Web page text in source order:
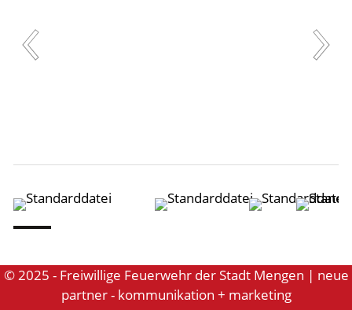
© 2025 - Freiwillige Feuerwehr der Stadt Mengen | neue
partner - kommunikation + marketing